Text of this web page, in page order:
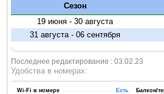
Сезон
19 июня - 30 августа
31 августа - 06 сентября
Последнее редактирование : 03.02.23
Удобства в номерах:
Wi-Fi в номере Есть Балкон/